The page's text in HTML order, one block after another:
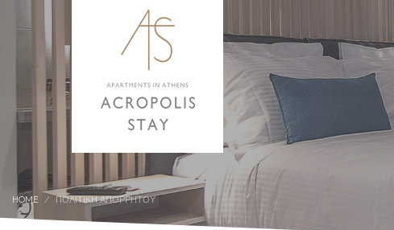
HOME ΠΟΛΙΤΙΚΗ ΑΠΟΡΡΗΤΟΥ